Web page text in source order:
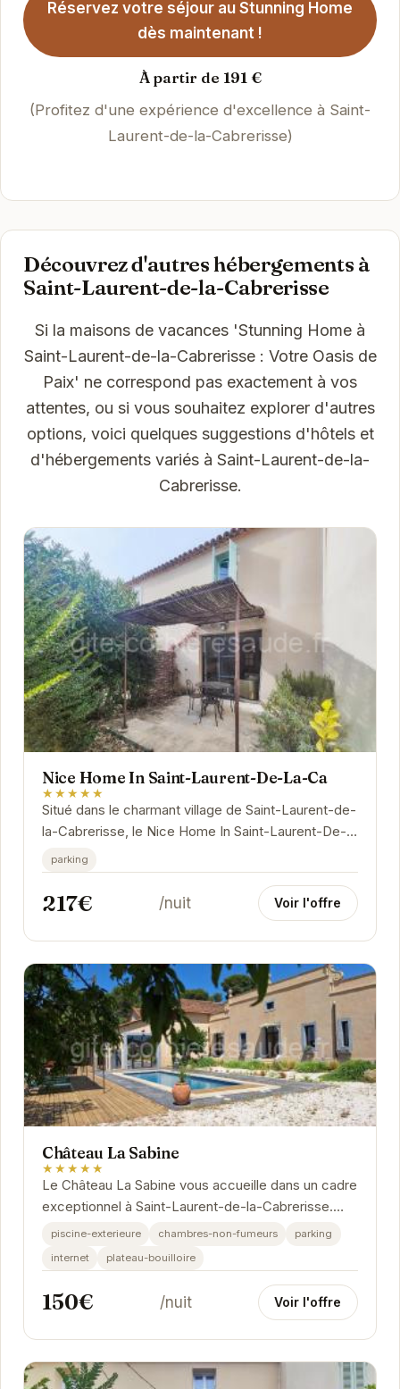
Réservez votre séjour au Stunning Home
dès maintenant !
À partir de 191 €
(Profitez d'une expérience d'excellence à Saint-
Laurent-de-la-Cabrerisse)
Découvrez d'autres hébergements à
Saint-Laurent-de-la-Cabrerisse
Si la maisons de vacances 'Stunning Home à
Saint-Laurent-de-la-Cabrerisse : Votre Oasis de
Paix' ne correspond pas exactement à vos
attentes, ou si vous souhaitez explorer d'autres
options, voici quelques suggestions d'hôtels et
d'hébergements variés à Saint-Laurent-de-la-
Cabrerisse.
Nice Home In Saint-Laurent-De-La-Ca
★★★★★
Situé dans le charmant village de Saint-Laurent-de-
la-Cabrerisse, le Nice Home In Saint-Laurent-De-
La-Ca offre un cadre idéal pour des vacances...
parking
217€ /nuit Voir l'offre
Château La Sabine
★★★★★
Le Château La Sabine vous accueille dans un cadre
exceptionnel à Saint-Laurent-de-la-Cabrerisse.
Profitez d'un séjour alliant charme historique et...
piscine-exterieure chambres-non-fumeurs
parking
internet
plateau-bouilloire
150€ /nuit Voir l'offre